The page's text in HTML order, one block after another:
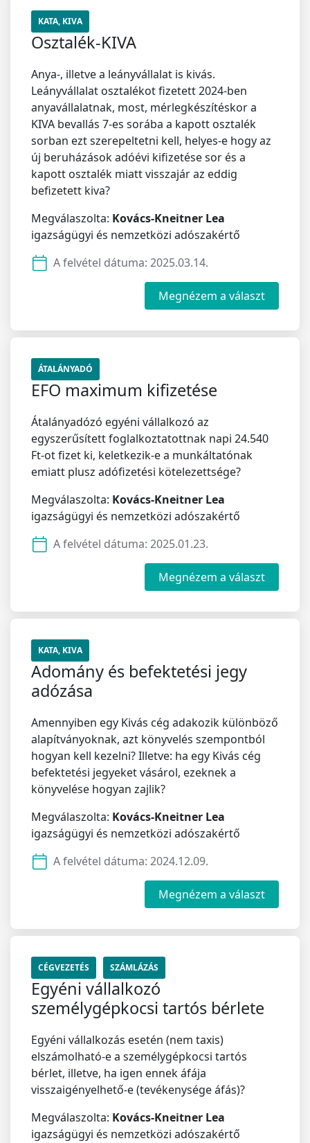
KATA, KIVA
Osztalék-KIVA
Anya-, illetve a leányvállalat is kivás.
Leányvállalat osztalékot fizetett 2024-ben
anyavállalatnak, most, mérlegkészítéskor a
KIVA bevallás 7-es sorába a kapott osztalék
sorban ezt szerepeltetni kell, helyes-e hogy az
új beruházások adóévi kifizetése sor és a
kapott osztalék miatt visszajár az eddig
befizetett kiva?
Megválaszolta: Kovács-Kneitner Lea
igazságügyi és nemzetközi adószakértő
A felvétel dátuma: 2025.03.14.
Megnézem a választ
ÁTALÁNYADÓ
EFO maximum kifizetése
Átalányadózó egyéni vállalkozó az
egyszerűsített foglalkoztatottnak napi 24.540
Ft-ot fizet ki, keletkezik-e a munkáltatónak
emiatt plusz adófizetési kötelezettsége?
Megválaszolta: Kovács-Kneitner Lea
igazságügyi és nemzetközi adószakértő
A felvétel dátuma: 2025.01.23.
Megnézem a választ
KATA, KIVA
Adomány és befektetési jegy
adózása
Amennyiben egy Kivás cég adakozik különböző
alapítványoknak, azt könyvelés szempontból
hogyan kell kezelni? Illetve: ha egy Kivás cég
befektetési jegyeket vásárol, ezeknek a
könyvelése hogyan zajlik?
Megválaszolta: Kovács-Kneitner Lea
igazságügyi és nemzetközi adószakértő
A felvétel dátuma: 2024.12.09.
Megnézem a választ
CÉGVEZETÉS SZÁMLÁZÁS
Egyéni vállalkozó
személygépkocsi tartós bérlete
Egyéni vállalkozás esetén (nem taxis)
elszámolható-e a személygépkocsi tartós
bérlet, illetve, ha igen ennek áfája
visszaigényelhető-e (tevékenysége áfás)?
Megválaszolta: Kovács-Kneitner Lea
igazságügyi és nemzetközi adószakértő